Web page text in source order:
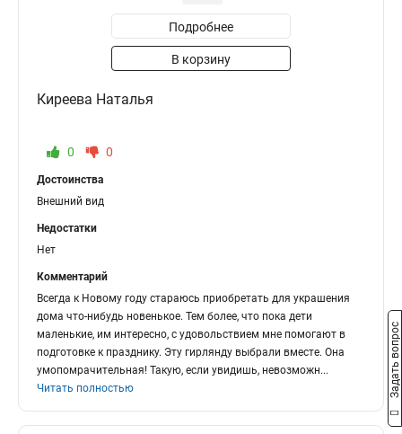
Подробнее
В корзину
Киреева Наталья
0 0
Достоинства
Внешний вид
Недостатки
Нет
Комментарий
Всегда к Новому году стараюсь приобретать для украшения
дома что-нибудь новенькое. Тем более, что пока дети
маленькие, им интересно, с удовольствием мне помогают в
подготовке к празднику. Эту гирлянду выбрали вместе. Она
умопомрачительная! Такую, если увидишь, невозможн...
Читать полностью
Задать вопрос